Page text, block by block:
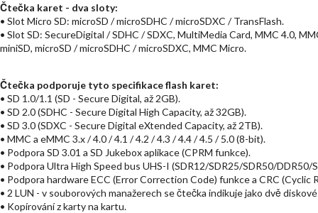
Čtečka karet - dva sloty:
• Slot Micro SD: microSD / microSDHC / microSDXC / TransFlash.
• Slot SD: SecureDigital / SDHC / SDXC, MultiMedia Card, MMC 4.0,
miniSD, microSD / microSDHC / microSDXC, MMC Micro.
Čtečka podporuje tyto specifikace flash karet:
• SD 1.0/1.1 (SD - Secure Digital, až 2GB).
• SD 2.0 (SDHC - Secure Digital High Capacity, až 32GB).
• SD 3.0 (SDXC - Secure Digital eXtended Capacity, až 2TB).
• MMC a eMMC 3.x / 4.0 / 4.1 / 4.2 / 4.3 / 4.4 / 4.5 / 5.0 (8-bit).
• Podpora SD 3.01 a SD Jukebox aplikace (CPRM funkce).
• Podpora Ultra High Speed bus UHS-I (SDR12/SDR25/SDR50/DDR50/
• Podpora hardware ECC (Error Correction Code) funkce a CRC (Cyclic
• 2 LUN - v souborových manažerech se čtečka indikuje jako dvě
• Kopírování z karty na kartu.